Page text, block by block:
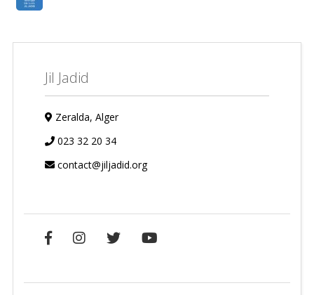
Jil Jadid
Zeralda, Alger
023 32 20 34
contact@jiljadid.org